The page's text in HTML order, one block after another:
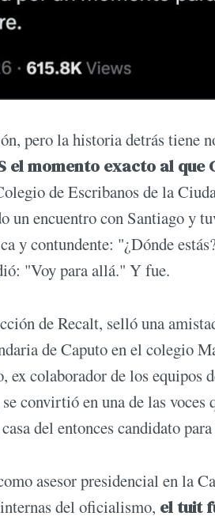
pero la historia detrás tiene
el momento exacto al que
de Escribanos de la
un encuentro con Santiago y
y contundente: "¿Dónde
"Voy para allá." Y fue.
de Recalt, selló una
de Caputo en el colegio
colaborador de los equipos
convirtió en una de las
del entonces candidato
asesor presidencial en la
del oficialismo, el tuit